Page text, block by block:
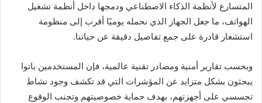
المتسارع لأنظمة الذكاء الاصطناعي ودمجها داخل أنظمة تشغيل
الهواتف، ما جعل الجهاز الذي نحمله يوميًا أقرب إلى منظومة
استشعار قادرة على جمع تفاصيل دقيقة عن حياتنا.
وبحسب تقارير أمنية ومصادر تقنية عالمية، فإن المستخدمين باتوا
يبحثون بشكل متزايد عن المؤشرات التي قد تكشف وجود نشاط
تجسسي على أجهزتهم، بهدف حماية خصوصيتهم وتجنب الوقوع